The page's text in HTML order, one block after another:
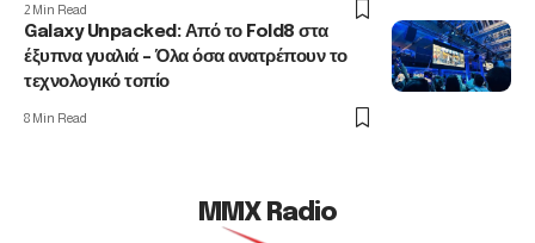
2 Min Read
Galaxy Unpacked: Από το Fold8 στα
έξυπνα γυαλιά – Όλα όσα ανατρέπουν το
τεχνολογικό τοπίο
8 Min Read
MMX Radio